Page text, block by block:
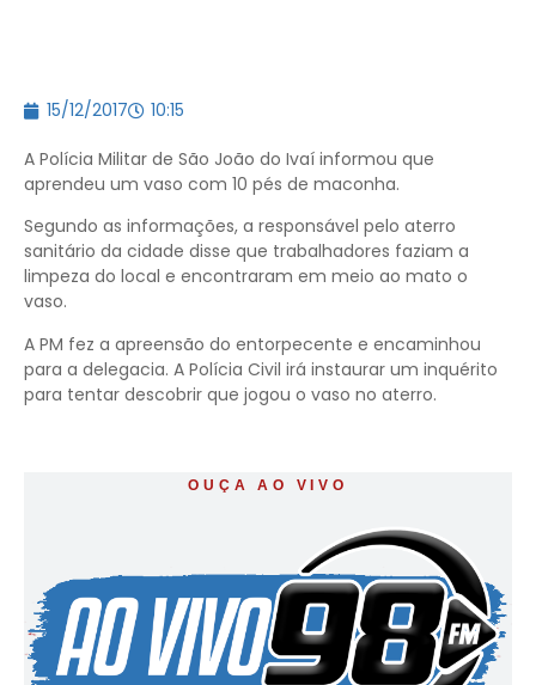
15/12/2017 10:15
A Polícia Militar de São João do Ivaí informou que
aprendeu um vaso com 10 pés de maconha.
Segundo as informações, a responsável pelo aterro
sanitário da cidade disse que trabalhadores faziam a
limpeza do local e encontraram em meio ao mato o
vaso.
A PM fez a apreensão do entorpecente e encaminhou
para a delegacia. A Polícia Civil irá instaurar um inquérito
para tentar descobrir que jogou o vaso no aterro.
OUÇA AO VIVO